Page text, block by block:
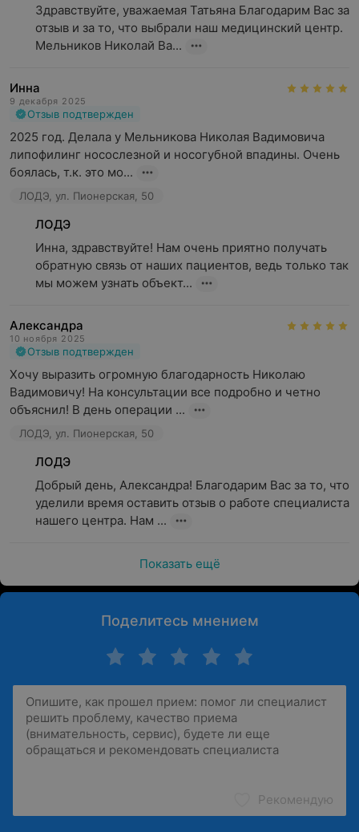
Здравствуйте, уважаемая Татьяна Благодарим Вас за
отзыв и за то, что выбрали наш медицинский центр.
Мельников Николай Ва...
Инна
9 декабря 2025
Отзыв подтвержден
2025 год. Делала у Мельникова Николая Вадимовича
липофилинг носослезной и носогубной впадины. Очень
боялась, т.к. это мо...
ЛОДЭ, ул. Пионерская, 50
ЛОДЭ
Инна, здравствуйте! Нам очень приятно получать
обратную связь от наших пациентов, ведь только так
мы можем узнать объект...
Александра
10 ноября 2025
Отзыв подтвержден
Хочу выразить огромную благодарность Николаю
Вадимовичу! На консультации все подробно и четно
объяснил! В день операции ...
ЛОДЭ, ул. Пионерская, 50
ЛОДЭ
Добрый день, Александра! Благодарим Вас за то, что
уделили время оставить отзыв о работе специалиста
нашего центра. Нам ...
Показать ещё
Поделитесь мнением
Рекомендую